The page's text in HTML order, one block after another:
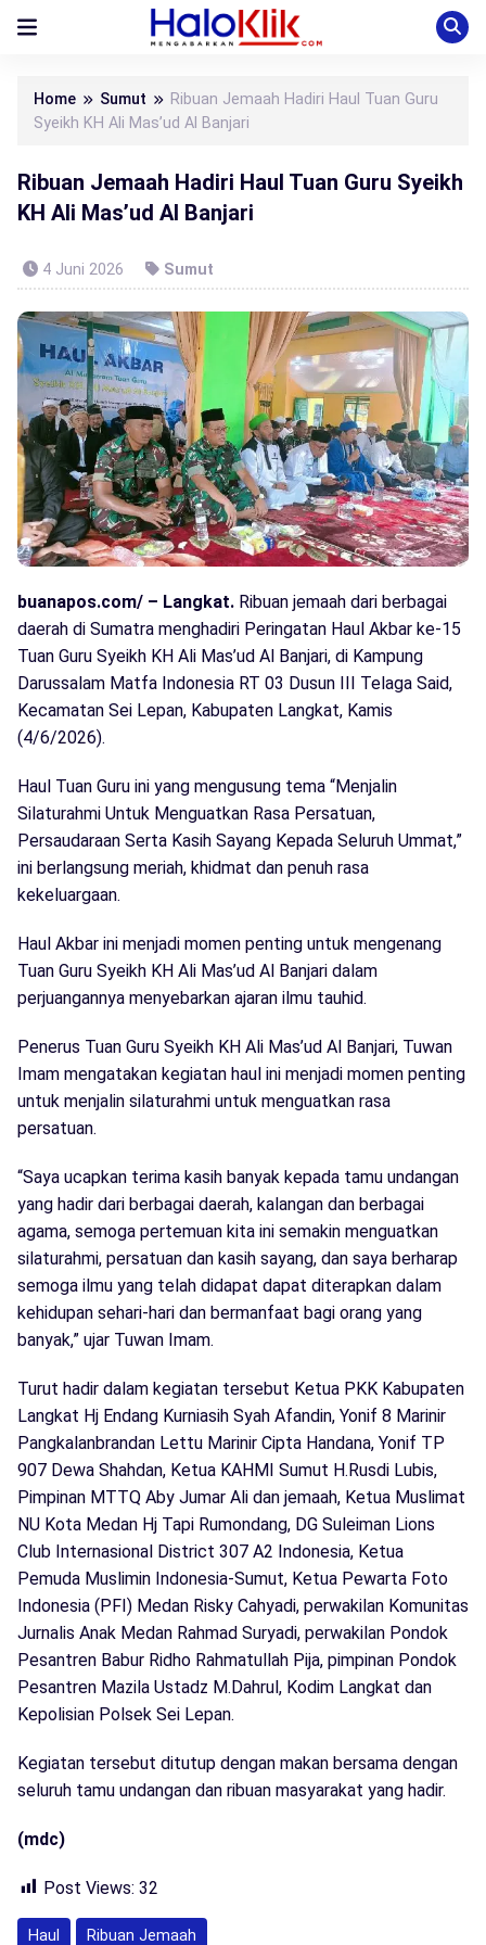
Home Sumut
Ribuan Jemaah Hadiri Haul Tuan Guru
Syeikh KH Ali Mas’ud Al Banjari
Ribuan Jemaah Hadiri Haul Tuan Guru Syeikh
KH Ali Mas’ud Al Banjari
4 Juni 2026 Sumut
buanapos.com/ – Langkat. Ribuan jemaah dari berbagai
daerah di Sumatra menghadiri Peringatan Haul Akbar ke-15
Tuan Guru Syeikh KH Ali Mas’ud Al Banjari, di Kampung
Darussalam Matfa Indonesia RT 03 Dusun III Telaga Said,
Kecamatan Sei Lepan, Kabupaten Langkat, Kamis
(4/6/2026).
Haul Tuan Guru ini yang mengusung tema “Menjalin
Silaturahmi Untuk Menguatkan Rasa Persatuan,
Persaudaraan Serta Kasih Sayang Kepada Seluruh Ummat,”
ini berlangsung meriah, khidmat dan penuh rasa
kekeluargaan.
Haul Akbar ini menjadi momen penting untuk mengenang
Tuan Guru Syeikh KH Ali Mas’ud Al Banjari dalam
perjuangannya menyebarkan ajaran ilmu tauhid.
Penerus Tuan Guru Syeikh KH Ali Mas’ud Al Banjari, Tuwan
Imam mengatakan kegiatan haul ini menjadi momen penting
untuk menjalin silaturahmi untuk menguatkan rasa
persatuan.
“Saya ucapkan terima kasih banyak kepada tamu undangan
yang hadir dari berbagai daerah, kalangan dan berbagai
agama, semoga pertemuan kita ini semakin menguatkan
silaturahmi, persatuan dan kasih sayang, dan saya berharap
semoga ilmu yang telah didapat dapat diterapkan dalam
kehidupan sehari-hari dan bermanfaat bagi orang yang
banyak,” ujar Tuwan Imam.
Turut hadir dalam kegiatan tersebut Ketua PKK Kabupaten
Langkat Hj Endang Kurniasih Syah Afandin, Yonif 8 Marinir
Pangkalanbrandan Lettu Marinir Cipta Handana, Yonif TP
907 Dewa Shahdan, Ketua KAHMI Sumut H.Rusdi Lubis,
Pimpinan MTTQ Aby Jumar Ali dan jemaah, Ketua Muslimat
NU Kota Medan Hj Tapi Rumondang, DG Suleiman Lions
Club Internasional District 307 A2 Indonesia, Ketua
Pemuda Muslimin Indonesia-Sumut, Ketua Pewarta Foto
Indonesia (PFI) Medan Risky Cahyadi, perwakilan Komunitas
Jurnalis Anak Medan Rahmad Suryadi, perwakilan Pondok
Pesantren Babur Ridho Rahmatullah Pija, pimpinan Pondok
Pesantren Mazila Ustadz M.Dahrul, Kodim Langkat dan
Kepolisian Polsek Sei Lepan.
Kegiatan tersebut ditutup dengan makan bersama dengan
seluruh tamu undangan dan ribuan masyarakat yang hadir.
(mdc)
Post Views: 32
Haul Ribuan Jemaah